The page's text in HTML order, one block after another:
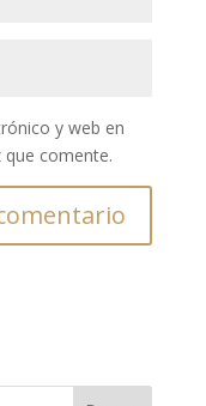
y web en
comente.